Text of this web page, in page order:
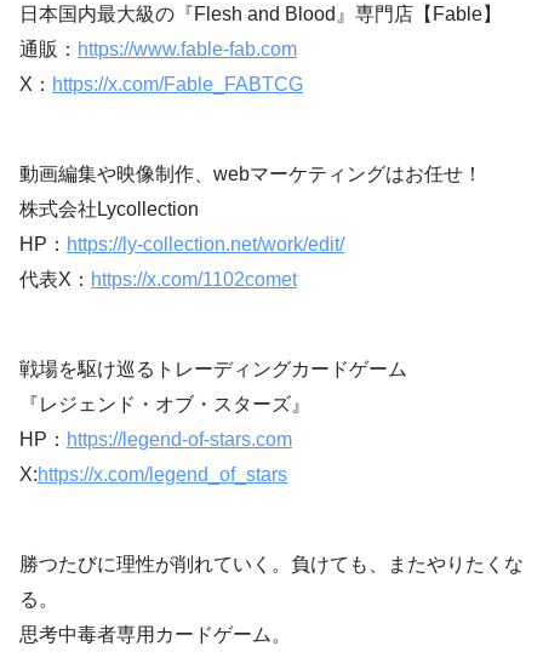
日本国内最大級の『Flesh and Blood』専門店【Fable】
通販： https://www.fable-fab.com
X： https://x.com/Fable_FABTCG
動画編集や映像制作、webマーケティングはお任せ！
株式会社Lycollection
HP： https://ly-collection.net/work/edit/
代表X： https://x.com/1102comet
戦場を駆け巡るトレーディングカードゲーム
『レジェンド・オブ・スターズ』
HP： https://legend-of-stars.com
X:https://x.com/legend_of_stars
勝つたびに理性が削れていく。負けても、またやりたくな
る。
思考中毒者専用カードゲーム。